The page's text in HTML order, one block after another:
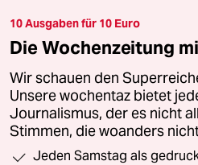
10 Ausgaben für 10 Euro
Die Wochenzeitung
Wir schauen den
Unsere wochentaz bietet
Journalismus, der es nicht
Stimmen, die woanders
Jeden Samstag als